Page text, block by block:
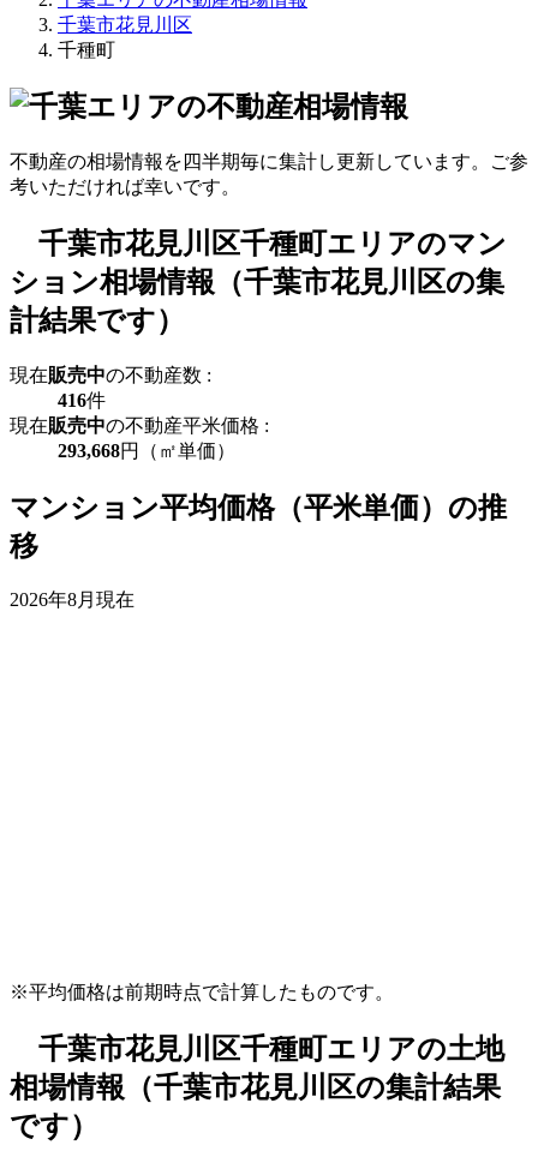
千葉市花見川区
千種町
不動産の相場情報を四半期毎に集計し更新しています。ご参
考いただければ幸いです。
千葉市花見川区千種町エリアのマン
ション相場情報（千葉市花見川区の集
計結果です）
現在販売中の不動産数 :
416件
現在販売中の不動産平米価格 :
293,668円（㎡単価）
マンション平均価格（平米単価）の推
移
2026年8月現在
※平均価格は前期時点で計算したものです。
千葉市花見川区千種町エリアの土地
相場情報（千葉市花見川区の集計結果
です）